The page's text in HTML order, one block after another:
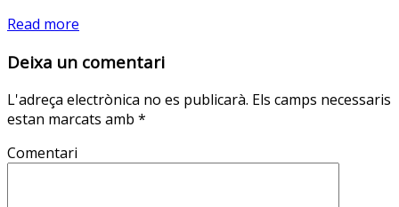
Read more
Deixa un comentari
L'adreça electrònica no es publicarà. Els camps necessaris
estan marcats amb *
Comentari